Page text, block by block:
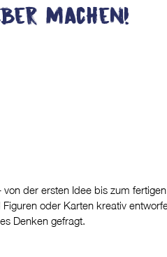
machen!
der ersten Idee bis zum
oder Karten kreativ
Denken gefragt.